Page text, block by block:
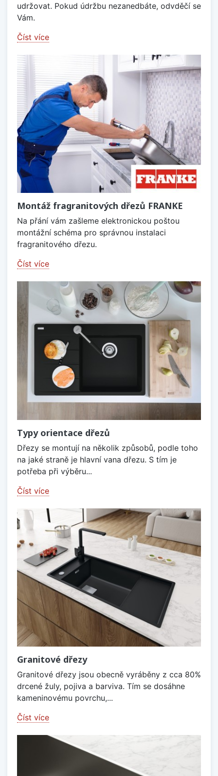
udržovat. Pokud údržbu nezanedbáte, odvděčí se
Vám.
Číst více
Montáž fragranitových dřezů FRANKE
Na přání vám zašleme elektronickou poštou
montážní schéma pro správnou instalaci
fragranitového dřezu.
Číst více
Typy orientace dřezů
Dřezy se montují na několik způsobů, podle toho
na jaké straně je hlavní vana dřezu. S tím je
potřeba při výběru...
Číst více
Granitové dřezy
Granitové dřezy jsou obecně vyráběny z cca 80%
drcené žuly, pojiva a barviva. Tím se dosáhne
kameninovému povrchu,...
Číst více